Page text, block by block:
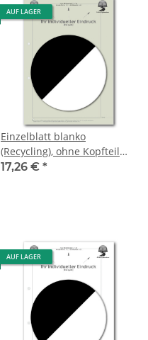
AUF LAGER
Einzelblatt blanko
(Recycling), ohne Kopfteil
mit Eindruck in S/W, 1 Pack
17,26 € *
AUF LAGER